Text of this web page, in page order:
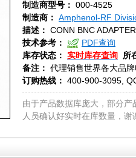
制造商型号： 000-4525
制造商： Amphenol-RF
描述： CONN BNC
技术参考：
PDF查询
库存状态： 实时库存查询
所
备注： 代理销售世界各大品
订购热线： 400-900-3095,
由于产品数据库庞大，部分
人员确认好实时在库数量，谢